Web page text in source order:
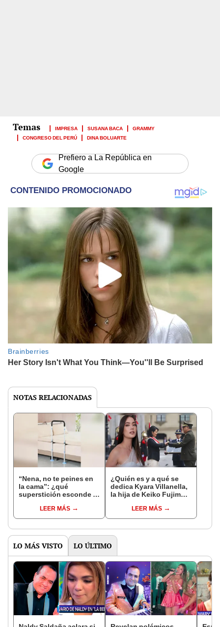
IMPRESA SUSANA BACA
GRAMMY
CONGRESO DEL PERÚ
DINA BOLUARTE
Prefiero a La República en
Google
NOTAS RELACIONADAS
“Nena, no te peines en
la cama”: ¿qué
superstición esconde la
Enanitos Verdes?
LEER MÁS
¿Quién es y a qué se
dedica Kyara Villanella,
la hija de Keiko Fujimori
nivel nacional?
LEER MÁS
LO MÁS VISTO LO ÚLTIMO